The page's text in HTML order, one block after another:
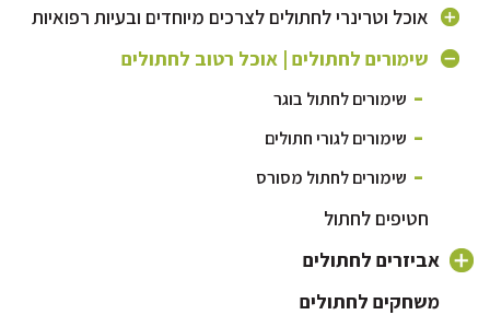
אוכל לחתולים בוגרים
אוכל לגורי חתולים
אוכל לחתולים מבוגרים
אוכל לחתולי רחוב
אוכל וטרינרי לחתולים לצרכים מיוחדים ובעיות רפואיות
אוכל היפואלרגני לחתול
אוכל לחתול מסורס | אוכל לייט לחתול
אוכל לחתול עם בעיות בדרכי השתן
שימורים לחתולים | אוכל רטוב לחתולים
שימורים לחתול בוגר
שימורים לגורי חתולים
שימורים לחתול מסורס
חטיפים לחתול
אביזרים לחתולים
ארגז חול לחתול
משחקים לחתולים